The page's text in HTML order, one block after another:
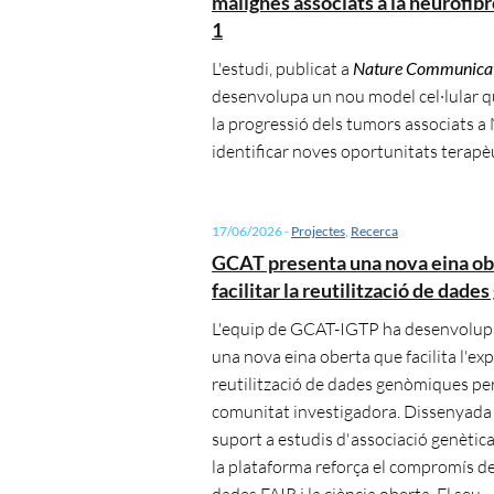
1
L'estudi, publicat a Nature
desenvolupa un nou model cel·lular
la progressió dels tumors associats a
identificar noves oportunitats
17/06/2026- Projectes, Recerca
GCAT presenta una nova eina
facilitar la reutilització de dades
L'equip de GCAT-IGTP ha
una nova eina oberta que facilita
reutilització de dades genòmiques
comunitat investigadora.
suport a estudis d'associació
la plataforma reforça el compromís